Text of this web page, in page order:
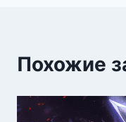
Похожие